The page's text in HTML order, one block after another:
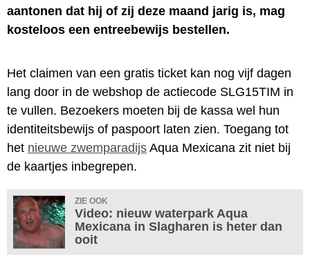
aantonen dat hij of zij deze maand jarig is, mag
kosteloos een entreebewijs bestellen.
Het claimen van een gratis ticket kan nog vijf dagen
lang door in de webshop de actiecode SLG15TIM in
te vullen. Bezoekers moeten bij de kassa wel hun
identiteitsbewijs of paspoort laten zien. Toegang tot
het nieuwe zwemparadijs Aqua Mexicana zit niet bij
de kaartjes inbegrepen.
ZIE OOK
Video: nieuw waterpark Aqua
Mexicana in Slagharen is heter dan
ooit